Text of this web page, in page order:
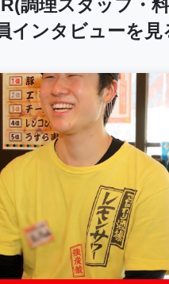
調理スタッフ・
インタビューを見